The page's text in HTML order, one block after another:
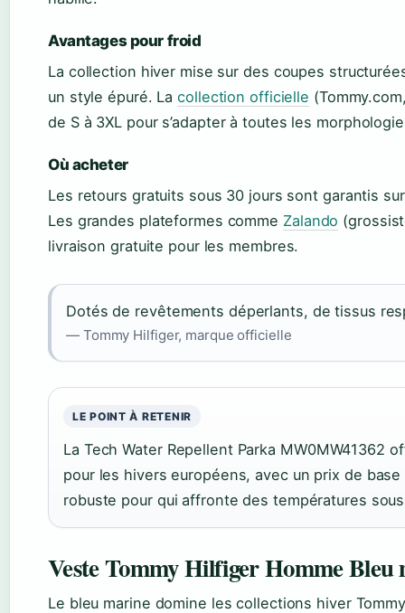
Avantages pour froid
La collection hiver mise sur des coupes
un style épuré. Lacollection officielle
de S à 3XL pour s’adapter à toutes les
Où acheter
Les retours gratuits sous 30 jours sont garantis
Les grandes plateformes comme Zalando
livraison gratuite pour les membres.
Dotés de revêtements déperlants, de tissus
— Tommy Hilfiger, marque officielle
LE POINT À RETENIR
La Tech Water Repellent Parka MW0MW41362
pour les hivers européens, avec un prix de
robuste pour qui affronte des températures
Veste Tommy Hilfiger Homme Bleu
Le bleu marine domine les collections hiver